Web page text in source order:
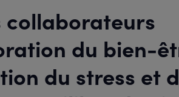
collaborateurs
du bien-
du stress et